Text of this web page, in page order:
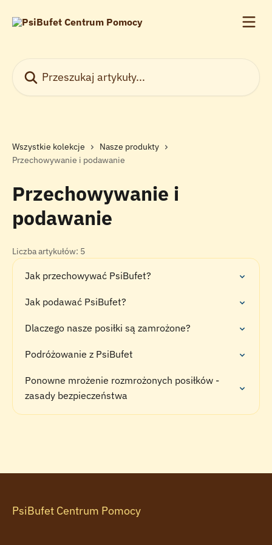
Wszystkie kolekcje
Nasze produkty
Przechowywanie i podawanie
Przechowywanie i
podawanie
Liczba artykułów: 5
Jak przechowywać PsiBufet?
Jak podawać PsiBufet?
Dlaczego nasze posiłki są zamrożone?
Podróżowanie z PsiBufet
Ponowne mrożenie rozmrożonych posiłków -
zasady bezpieczeństwa
PsiBufet Centrum Pomocy